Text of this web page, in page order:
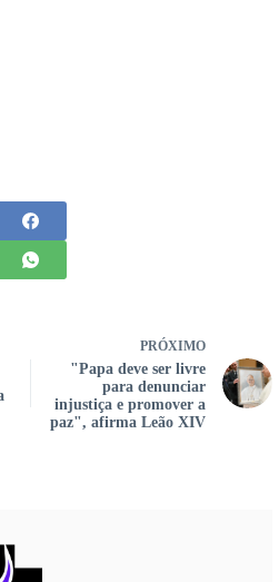
PRÓXIMO
"Papa deve ser livre
para denunciar
injustiça e promover a
paz", afirma Leão XIV